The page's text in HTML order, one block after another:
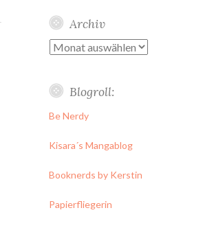
Archiv
Archiv
Blogroll:
Be Nerdy
Kisara´s Mangablog
Booknerds by Kerstin
Papierfliegerin